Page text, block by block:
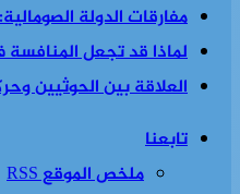
مفارقات الدولة
لماذا قد تجعل المنافسة
العلاقة بين الحوثيين
تابعنا
ملخص الموقع RSS